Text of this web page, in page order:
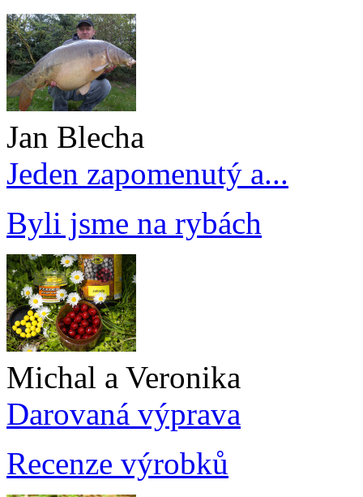
Jan Blecha
Jeden zapomenutý a...
Byli jsme na rybách
Michal a Veronika
Darovaná výprava
Recenze výrobků